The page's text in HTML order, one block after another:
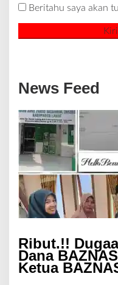
Beritahu saya akan
News Feed
Ribut.!!
Dana
Ketua